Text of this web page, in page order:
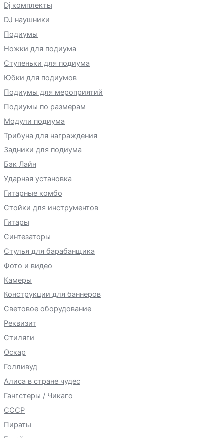
Dj комплекты
DJ наушники
Подиумы
Ножки для подиума
Ступеньки для подиума
Юбки для подиумов
Подиумы для мероприятий
Подиумы по размерам
Модули подиума
Трибуна для награждения
Задники для подиума
Бэк Лайн
Ударная установка
Гитарные комбо
Стойки для инструментов
Гитары
Синтезаторы
Стулья для барабанщика
Фото и видео
Камеры
Конструкции для баннеров
Световое оборудование
Реквизит
Стиляги
Оскар
Голливуд
Алиса в стране чудес
Гангстеры / Чикаго
СССР
Пираты